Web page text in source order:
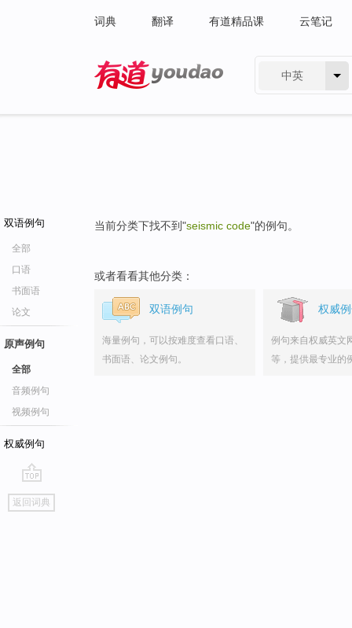
词典 翻译 有道精品课 云笔记
中英
双语例句
全部
口语
书面语
论文
原声例句
全部
音频例句
视频例句
权威例句
go
top
返回词典
当前分类下找不到"seismic code"的例句。
或者看看其他分类：
双语例句
海量例句，可以按难度查看口语、
书面语、论文例句。
权威
例句来自权威英文
等，提供最专业的